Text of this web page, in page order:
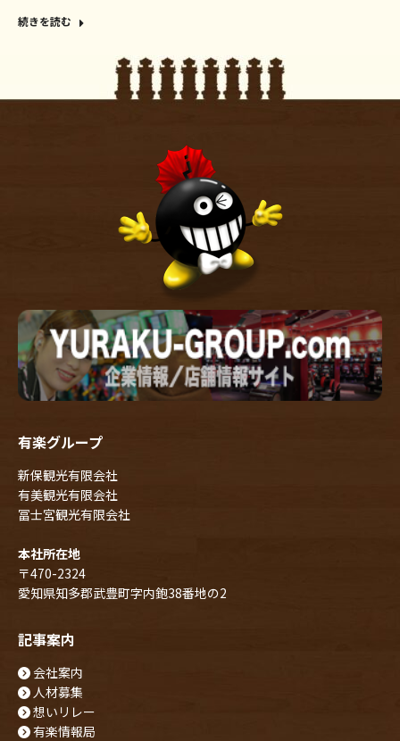
続きを読む
有楽グループ
新保観光有限会社
有美観光有限会社
冨士宮観光有限会社
本社所在地
〒470-2324
愛知県知多郡武豊町字内鉋38番地の2
記事案内
会社案内
人材募集
想いリレー
有楽情報局